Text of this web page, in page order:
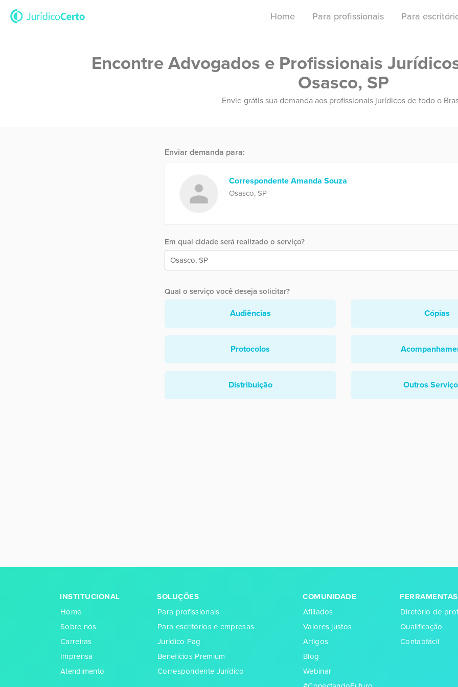
Home Para profissionais Para
Encontre Advogados e Profissionais
Osasco, SP
Envie grátis sua demanda aos profissionais jurídicos de todo o
Enviar demanda para:
Correspondente Amanda Souza
Osasco, SP
Em qual cidade será realizado o serviço?
Qual o serviço você deseja solicitar?
Audiências Cópias
Protocolos
Distribuição Outros
INSTITUCIONAL
Home
Sobre nós
Carreiras
Imprensa
Atendimento
SOLUÇÕES
Para profissionais
Para escritórios e empresas
Jurídico Pag
Benefícios Premium
Correspondente Jurídico
COMUNIDADE
Afiliados
Valores justos
Artigos
Blog
Webinar
FERRAMENTAS
Diretório de
Qualificação
Contabfácil